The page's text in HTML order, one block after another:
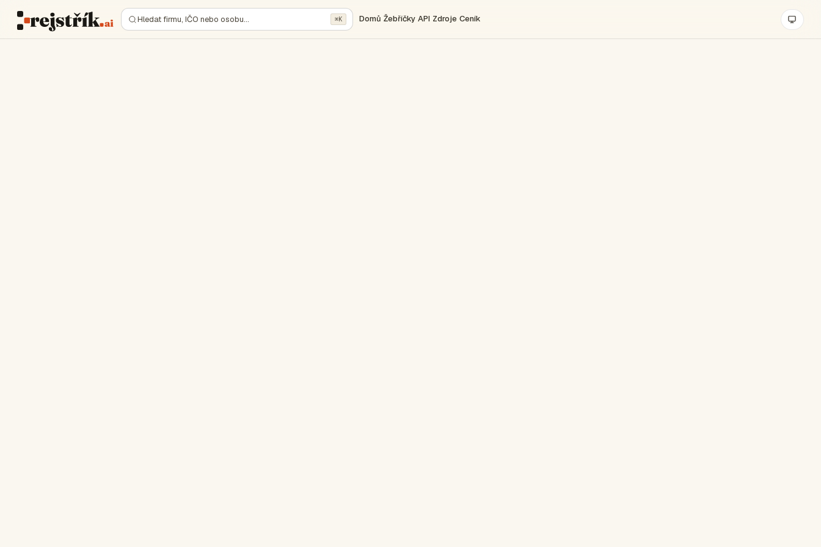
Hledat firmu, IČO nebo osobu… ⌘K Domů Žebříčky API Zdroje Ceník